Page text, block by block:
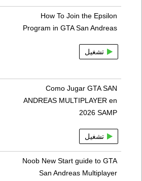
How To Join the Epsilon
Program in GTA San Andreas
تشغيل
Como Jugar GTA SAN
ANDREAS MULTIPLAYER en
2026 SAMP
تشغيل
Noob New Start guide to GTA
San Andreas Multiplayer